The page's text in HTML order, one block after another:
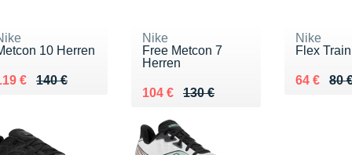
10 Herren
140 €
lieu de 140 €
€ 119 €
Nike
Free Metcon 7
Herren
130 €
Au lieu de 130 €
104 €
Vendu 104 €
Nike
Flex
80
Au lieu
64 €
Vendu